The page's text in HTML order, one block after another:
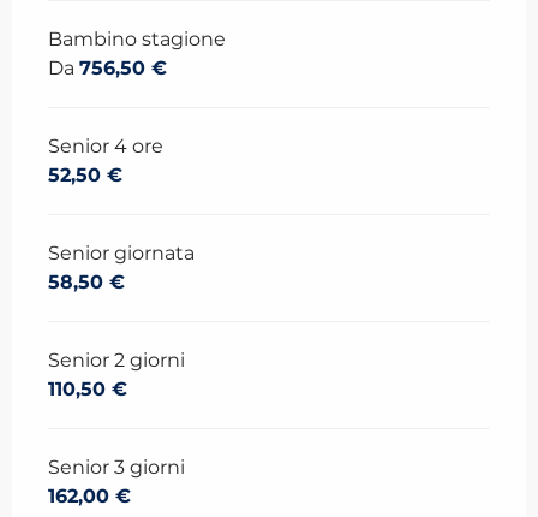
Bambino stagione
Da 756,50 €
Senior 4 ore
52,50 €
Senior giornata
58,50 €
Senior 2 giorni
110,50 €
Senior 3 giorni
162,00 €